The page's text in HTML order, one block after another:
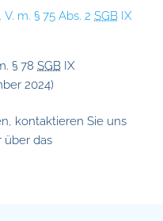
V. m. § 75 Abs. 2 SGB IX
§ 78 SGB IX
2024)
kontaktieren Sie uns
über das